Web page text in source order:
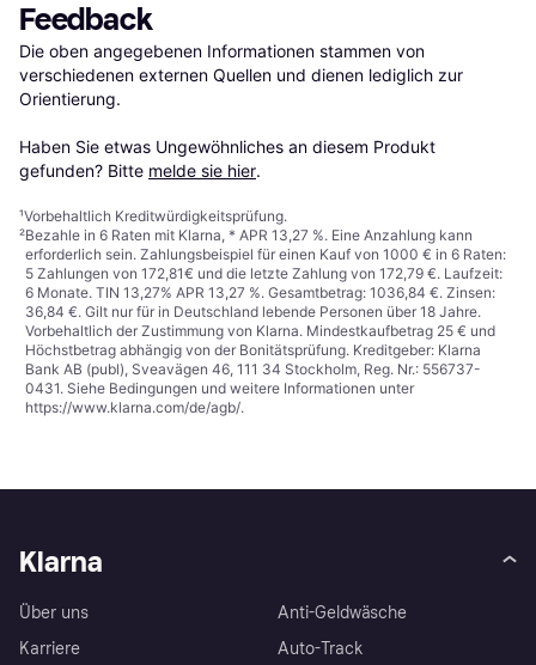
Feedback
Die oben angegebenen Informationen stammen von
verschiedenen externen Quellen und dienen lediglich zur
Orientierung.
Haben Sie etwas Ungewöhnliches an diesem Produkt
gefunden? Bitte melde sie hier.
¹Vorbehaltlich Kreditwürdigkeitsprüfung.
²Bezahle in 6 Raten mit Klarna, * APR 13,27 %. Eine Anzahlung kann
erforderlich sein. Zahlungsbeispiel für einen Kauf von 1000 € in 6 Raten:
5 Zahlungen von 172,81€ und die letzte Zahlung von 172,79 €. Laufzeit:
6 Monate. TIN 13,27% APR 13,27 %. Gesamtbetrag: 1036,84 €. Zinsen:
36,84 €. Gilt nur für in Deutschland lebende Personen über 18 Jahre.
Vorbehaltlich der Zustimmung von Klarna. Mindestkaufbetrag 25 € und
Höchstbetrag abhängig von der Bonitätsprüfung. Kreditgeber: Klarna
Bank AB (publ), Sveavägen 46, 111 34 Stockholm, Reg. Nr.: 556737-
0431. Siehe Bedingungen und weitere Informationen unter
https://www.klarna.com/de/agb/.
Klarna
Über uns
Karriere
Anti-Geldwäsche
Auto-Track